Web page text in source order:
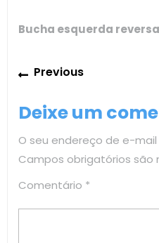
Bucha esquerda
Navegação
de
Post
PreviousPrevious
Deixe um
O seu endereço de e-
Campos obrigatórios são
Comentário *